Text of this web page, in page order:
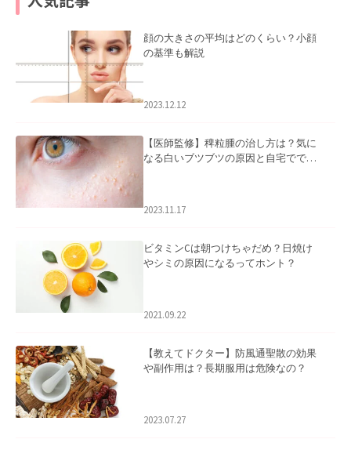
顔の大きさの平均はどのくらい？小顔
の基準も解説
2023.12.12
【医師監修】稗粒腫の治し方は？気に
なる白いブツブツの原因と自宅ででき
2023.11.17
ビタミンCは朝つけちゃだめ？日焼け
やシミの原因になるってホント？
2021.09.22
【教えてドクター】防風通聖散の効果
や副作用は？長期服用は危険なの？
2023.07.27